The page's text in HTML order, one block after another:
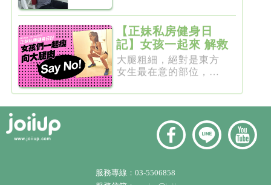
【正妹私房健身日
記】女孩一起來 解救
粗大腿
大腿粗細，絕對是東方
女生最在意的部位，彷
服務專線： 03-5506858